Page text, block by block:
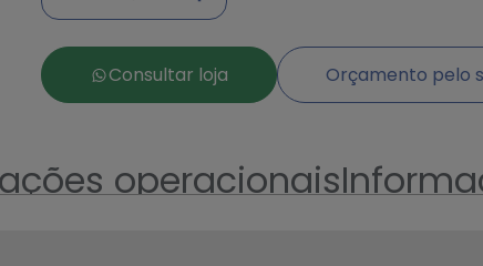
Consultar loja Orçamento pelo
operacionais